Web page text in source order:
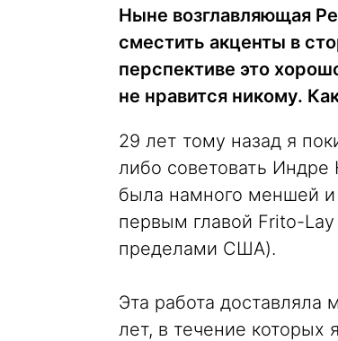
Ныне возглавляющая
сместить акценты в
перспективе это
не нравится никому.
29 лет тому назад я
либо советовать
была намного меншей и
первым главой Frito-
пределами США).
Эта работа доставляла
лет, в течение которых